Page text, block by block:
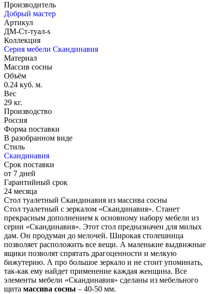
Производитель
Добрый мастер
Артикул
ДМ-Ст-туал-s
Коллекция
Серия мебели Скандинавия
Материал
Массив сосны
Объём
0.24 куб. м.
Вес
29 кг.
Производство
Россия
Форма поставки
В разобранном виде
Стиль
Скандинавия
Срок поставки
от 7 дней
Гарантийный срок
24 месяца
Стол туалетный Скандинавия из массива сосны
Стол туалетный с зеркалом «Скандинавия». Станет
прекрасным дополнением к основному набору мебели из
серии «Скандинавия». Этот стол предназначен для милых
дам. Он продуман до мелочей. Широкая столешница
позволяет расположить все вещи. А маленькие выдвижные
ящики позволят спрятать драгоценности и мелкую
бижутерию. А про большое зеркало и не стоит упоминать,
так-как ему найдет применение каждая женщина. Все
элементы мебели «Скандинавия» сделаны из мебельного
щита массива сосны – 40-50 мм.